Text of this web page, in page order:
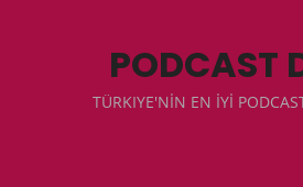
PODCAST
TÜRKIYE'NİN EN İYİ